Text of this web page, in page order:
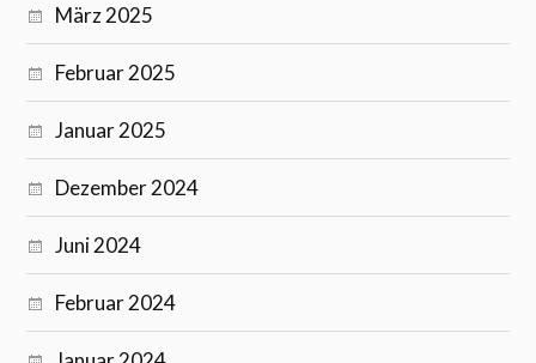
März 2025
Februar 2025
Januar 2025
Dezember 2024
Juni 2024
Februar 2024